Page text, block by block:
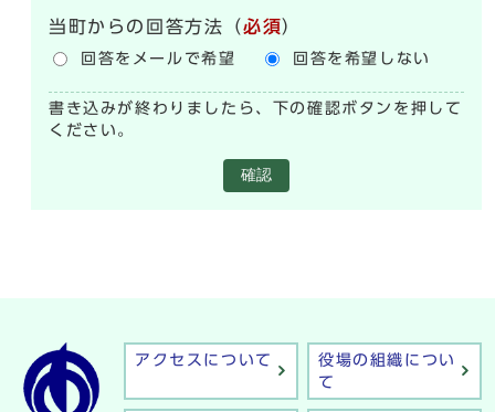
当町からの回答方法 （必須）
回答をメールで希望 回答を希望しない
書き込みが終わりましたら、下の確認ボタンを押して
ください。
確認
アクセスについて
役場の組織につい
て